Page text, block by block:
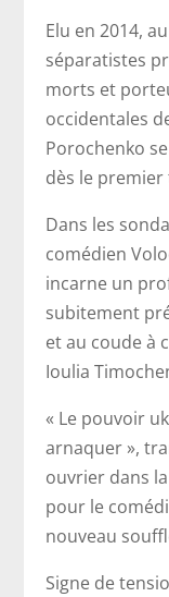
Elu en 2014,
séparatistes
morts et
occidentales
Porochenko
dès le
Dans les
comédien
incarne un
subitement
et au coude à
Ioulia
« Le pouvoir
arnaquer »,
ouvrier dans
pour le
nouveau
Signe de